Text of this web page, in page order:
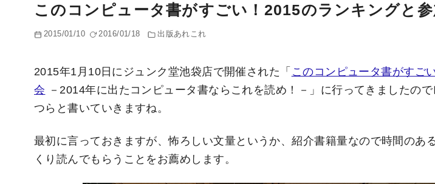
このコンピュータ書がすごい！2015のランキングと参
2015/01/10 2016/01/18 出版あれこれ
2015年1月10日にジュンク堂池袋店で開催された「 このコンピュータ書がすご
会 －2014年に出たコンピュータ書ならこれを読め！－」に行ってきましたの
つらと書いていきますね。
最初に言っておきますが、怖ろしい文量というか、紹介書籍量なので時間のあ
くり読んでもらうことをお薦めします。